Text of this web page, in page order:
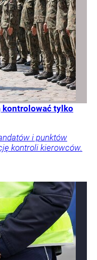
kontrolować tylko
i punktów
kontroli kierowców.